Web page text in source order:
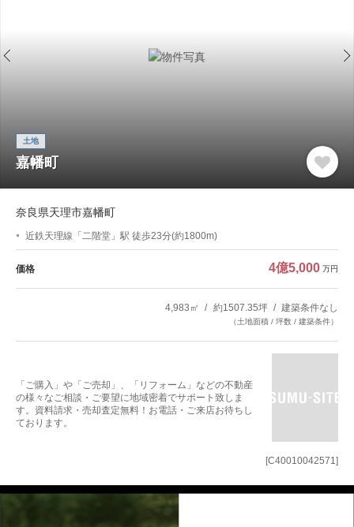
[C40010042571]
土地
嘉幡町
奈良県天理市嘉幡町
近鉄天理線「二階堂」駅 徒歩23分(約1800m)
価格 4億5,000 万円
4,983㎡ 約1507.35坪 建築条件なし
（土地面積 / 坪数 / 建築条件）
「ご購入」や「ご売却」、「リフォーム」などの不動産
の様々なご相談・ご要望に地域密着でサポート致しま
す。資料請求・売却査定無料！お電話・ご来店お待ちし
ております。